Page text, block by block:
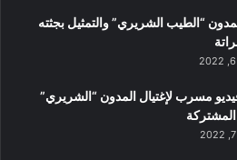
“الطيب الشريري” والتمثيل بجثته
مسرب لإغتيال المدون “الشريري”